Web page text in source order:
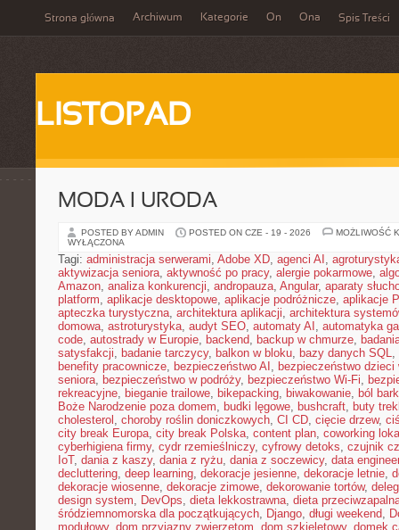
Strona główna Archiwum Kategorie On Ona Spis Treści
LISTOPAD
MODA I URODA
POSTED BY ADMIN POSTED ON CZE - 19 - 2026
MOŻLIWOŚĆ
WYŁĄCZONA
Tagi: administracja serwerami, Adobe XD, agenci AI ,
aktywizacja seniora, aktywność po pracy, alergie pokarmowe,
Amazon, analiza konkurencji, andropauza, Angular, aparaty
platform, aplikacje desktopowe, aplikacje podróżnicze, aplikacje
apteczka turystyczna, architektura aplikacji, architektura
domowa, astroturystyka, audyt SEO, automaty AI , automatyka
code, autostrady w Europie, backend, backup w chmurze,
satysfakcji, badanie tarczycy, balkon w bloku, bazy danych SQL,
benefity pracownicze, bezpieczeństwo AI , bezpieczeństwo dzieci
seniora, bezpieczeństwo w podróży, bezpieczeństwo Wi-Fi,
rekreacyjne, bieganie trailowe, bikepacking, biwakowanie, ból
Boże Narodzenie poza domem, budki lęgowe, bushcraft, buty
cholesterol , choroby roślin doniczkowych, CI CD, cięcie drzew,
city break Europa, city break Polska, content plan, coworking
cyberhigiena firmy, cydr rzemieślniczy, cyfrowy detoks, czujnik
IoT, dania z kaszy, dania z ryżu, dania z soczewicy, data
decluttering, deep learning, dekoracje jesienne, dekoracje letnie,
dekoracje wiosenne, dekoracje zimowe, dekorowanie tortów,
design system, DevOps, dieta lekkostrawna, dieta
śródziemnomorska dla początkujących, Django, długi weekend,
modułowy, dom przyjazny zwierzętom, dom szkieletowy, domek